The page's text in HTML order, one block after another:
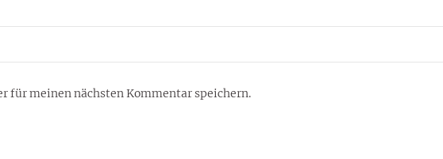
für meinen nächsten Kommentar speichern.